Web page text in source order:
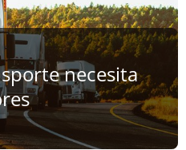
necesita